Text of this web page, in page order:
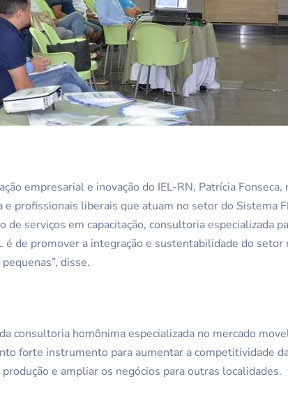
empresarial e inovação do IEL-RN, Patrícia
profissionais liberais que atuam no setor do Sistema
de serviços em capacitação, consultoria especializada
é de promover a integração e sustentabilidade do
disse.
consultoria homônima especializada no mercado
forte instrumento para aumentar a competitividade
e ampliar os negócios para outras localidades.